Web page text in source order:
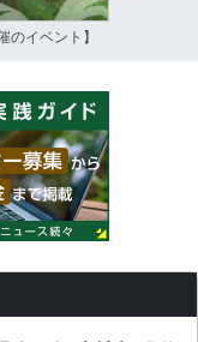
のイベント】